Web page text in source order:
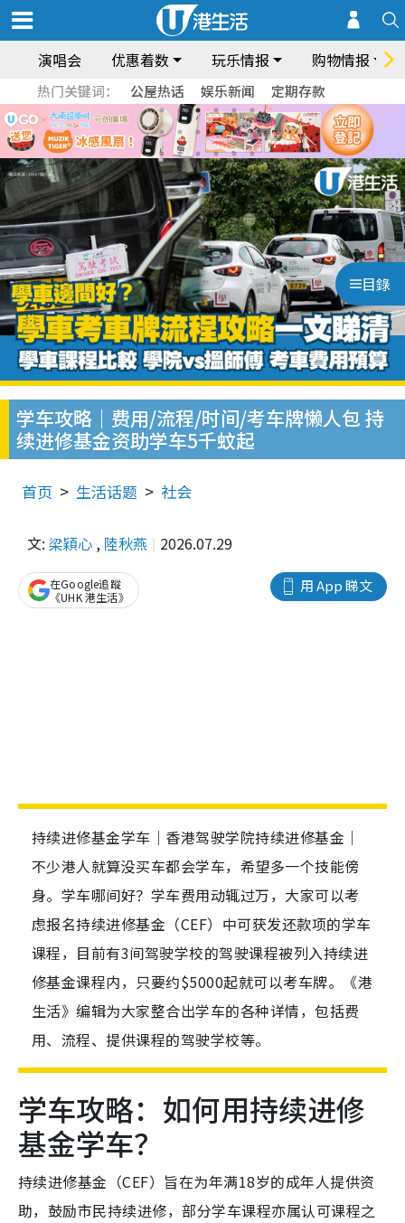
演唱会 优惠着数 玩乐情报 购物情报
热门关键词： 公屋热话 娱乐新闻 定期存款
目錄
学车攻略｜费用/流程/时间/考车牌懒人包 持
续进修基金资助学车5千蚊起
首页 生活话题 社会
文: 梁穎心 , 陸秋燕 2026.07.29
用 App 睇文
在Google追蹤
《UHK 港生活》
持续进修基金学车｜香港驾驶学院持续进修基金｜
不少港人就算没买车都会学车，希望多一个技能傍
身。学车哪间好？学车费用动辄过万，大家可以考
虑报名持续进修基金（CEF）中可获发还款项的学车
课程，目前有3间驾驶学校的驾驶课程被列入持续进
修基金课程内，只要约$5000起就可以考车牌。《港
生活》编辑为大家整合出学车的各种详情，包括费
用、流程、提供课程的驾驶学校等。
学车攻略：如何用持续进修
基金学车？
持续进修基金（CEF）旨在为年满18岁的成年人提供资
助，鼓励市民持续进修，部分学车课程亦属认可课程之